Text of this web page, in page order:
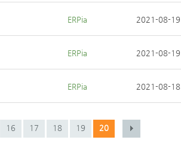
ERPia 2021-08-19
ERPia 2021-08-19
ERPia 2021-08-18
16 17 18 19 20